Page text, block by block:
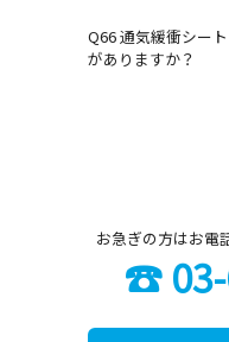
Q66 通気緩衝シー
がありますか？
お急ぎの方はお電
☎ 03-